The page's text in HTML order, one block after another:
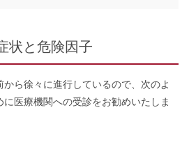
状と危険因子
ら徐々に進行しているので、次のよ
医療機関への受診をお勧めいたしま